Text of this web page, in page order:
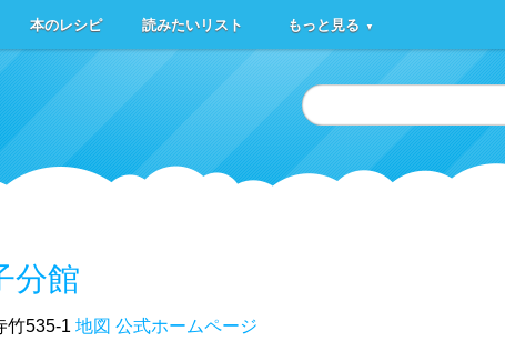
本のレシピ 読みたいリスト もっと見る ▼
分館
竹535-1 地図 公式ホームページ